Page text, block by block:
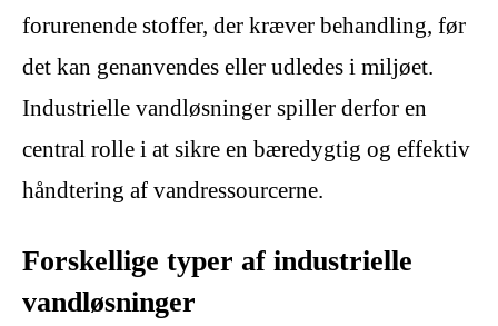
forurenende stoffer, der kræver behandling, før
det kan genanvendes eller udledes i miljøet.
Industrielle vandløsninger spiller derfor en
central rolle i at sikre en bæredygtig og effektiv
håndtering af vandressourcerne.
Forskellige typer af industrielle
vandløsninger